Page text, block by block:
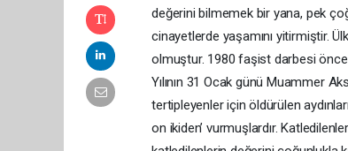
değerini bilmemek bir yana, pek
cinayetlerde yaşamını yitirmiştir.
olmuştur. 1980 faşist darbesi
Yılının 31 Ocak günü Muammer
tertipleyenler için öldürülen
on ikiden’ vurmuşlardır.